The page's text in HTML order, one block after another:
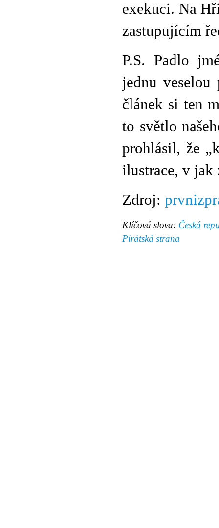
exekuci. Na
zastupujícím
P.S. Padlo
jednu veselou
článek si ten
to světlo
prohlásil, že
ilustrace, v jak
Zdroj:
Klíčová slova: Česká
Pirátská strana